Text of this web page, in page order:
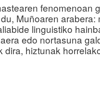
fenomenoan
Muñoaren arabera:
linguistiko
edo nortasuna
hiztunak